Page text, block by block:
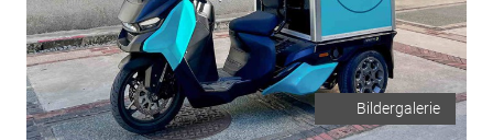
Bildergalerie